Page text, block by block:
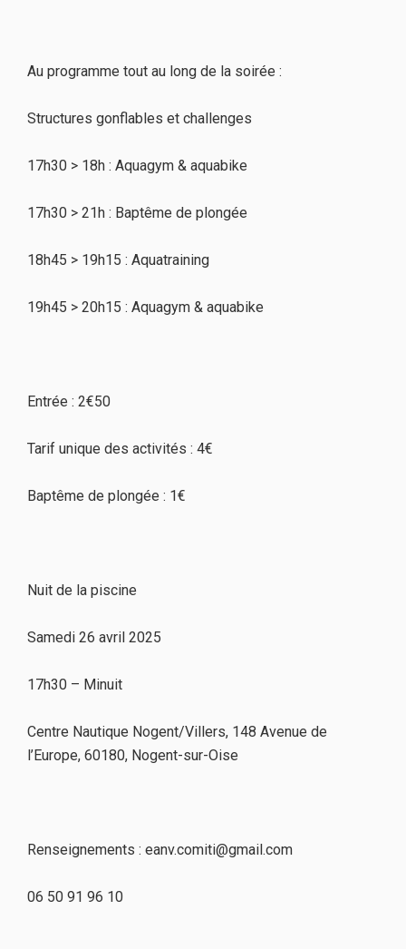
Au programme tout au long de la soirée :
Structures gonflables et challenges
17h30 > 18h : Aquagym & aquabike
17h30 > 21h : Baptême de plongée
18h45 > 19h15 : Aquatraining
19h45 > 20h15 : Aquagym & aquabike
Entrée : 2€50
Tarif unique des activités : 4€
Baptême de plongée : 1€
Nuit de la piscine
Samedi 26 avril 2025
17h30 – Minuit
Centre Nautique Nogent/Villers, 148 Avenue de
l’Europe, 60180, Nogent-sur-Oise
Renseignements : eanv.comiti@gmail.com
06 50 91 96 10